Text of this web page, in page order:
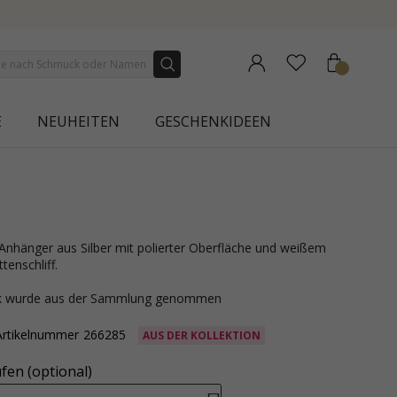
NEUHEITEN GESCHENKIDEEN
wurde aus der Sammlung genommen
266285 AUS DER KOLLEKTION
(optional)